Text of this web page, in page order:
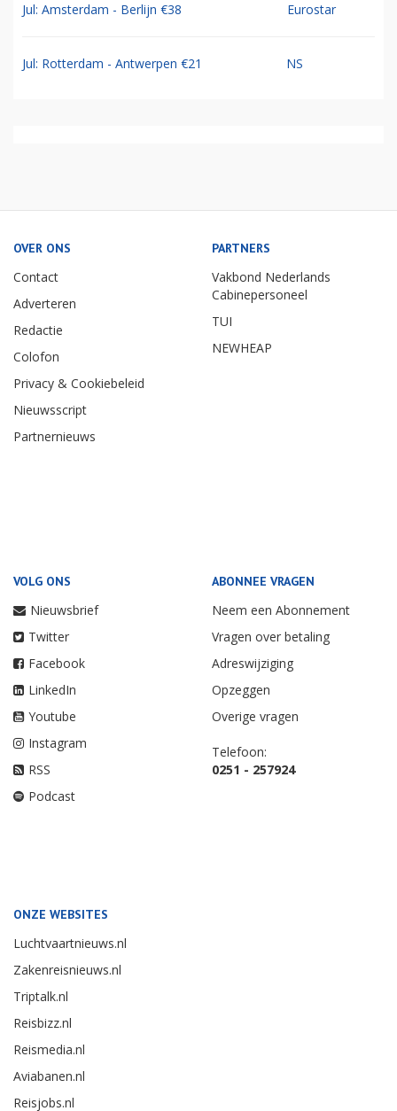
Jul: Amsterdam - Berlijn €38 Eurostar
Jul: Rotterdam - Antwerpen €21 NS
OVER ONS
Contact
Adverteren
Redactie
Colofon
Privacy & Cookiebeleid
Nieuwsscript
Partnernieuws
PARTNERS
Vakbond Nederlands
Cabinepersoneel
TUI
NEWHEAP
VOLG ONS
Nieuwsbrief
Twitter
Facebook
LinkedIn
Youtube
Instagram
RSS
Podcast
ABONNEE VRAGEN
Neem een Abonnement
Vragen over betaling
Adreswijziging
Opzeggen
Overige vragen
Telefoon:
0251 - 257924
ONZE WEBSITES
Luchtvaartnieuws.nl
Zakenreisnieuws.nl
Triptalk.nl
Reisbizz.nl
Reismedia.nl
Aviabanen.nl
Reisjobs.nl